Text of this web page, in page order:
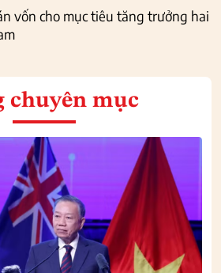
vốn cho mục tiêu tăng trưởng hai
chuyên mục